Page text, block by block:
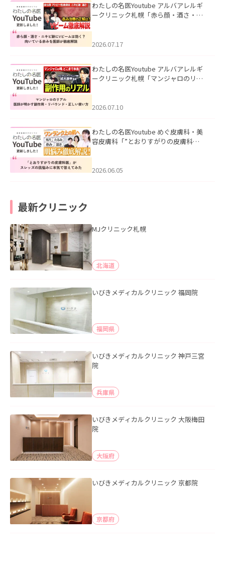
わたしの名医Youtube アルバアレルギ
ークリニック札幌「赤ら顔・酒さ・ニ
した。
2026.07.17
わたしの名医Youtube アルバアレルギ
ークリニック札幌「マンジャロのリア
た。
2026.07.10
わたしの名医Youtube めぐ皮膚科・美
容皮膚科「”とおりすがりの皮膚科
2026.06.05
最新クリニック
MJクリニック札幌
北海道
いびきメディカルクリニック 福岡院
福岡県
いびきメディカルクリニック 神戸三宮
院
兵庫県
いびきメディカルクリニック 大阪梅田
院
大阪府
いびきメディカルクリニック 京都院
京都府